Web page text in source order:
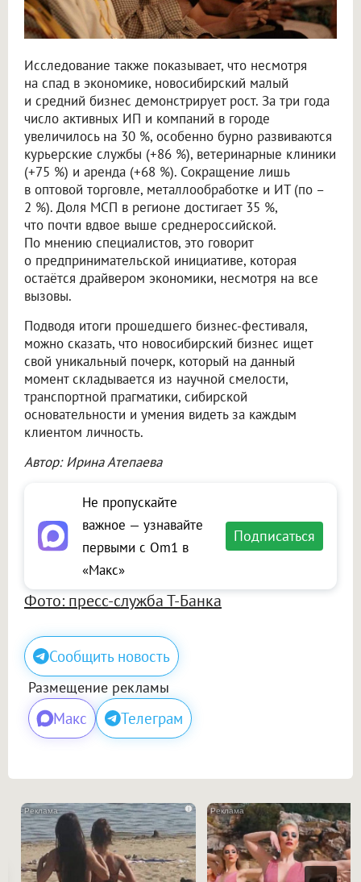
Исследование также показывает, что несмотря
на спад в экономике, новосибирский малый
и средний бизнес демонстрирует рост. За три года
число активных ИП и компаний в городе
увеличилось на 30 %, особенно бурно развиваются
курьерские службы (+86 %), ветеринарные клиники
(+75 %) и аренда (+68 %). Сокращение лишь
в оптовой торговле, металлообработке и ИТ (по –
2 %). Доля МСП в регионе достигает 35 %,
что почти вдвое выше среднероссийской.
По мнению специалистов, это говорит
о предпринимательской инициативе, которая
остаётся драйвером экономики, несмотря на все
вызовы.
Подводя итоги прошедшего бизнес-фестиваля,
можно сказать, что новосибирский бизнес ищет
свой уникальный почерк, который на данный
момент складывается из научной смелости,
транспортной прагматики, сибирской
основательности и умения видеть за каждым
клиентом личность.
Автор: Ирина Атепаева
Не пропускайте
важное — узнавайте
первыми с Om1 в
«Макс»
Подписаться
Фото: пресс-служба Т-Банка
Сообщить новость
Размещение рекламы
Макс Телеграм
i